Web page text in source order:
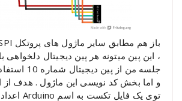
، این پین میتونه هر پین دیجیتال دلخواهی
جلسه من از پین دیجیتال شماره 10 استفاده کردم.
و اما بخش کد نویسی این ماژول . هدف